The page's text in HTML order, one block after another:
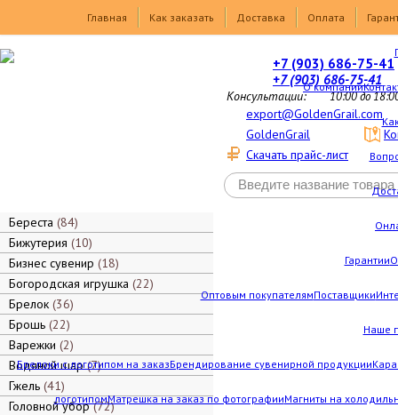
Главная
Как заказать Доставка Оплата
О компании
Гарантии
Оптовым покупателямПоставщики
Наше
Брелоки с логотипом на заказБрендирование сувенирной продукции
логотипомМатрешка на заказ по фотографииМагниты на
+7 (903) 686-75-41
+7 (903) 686-75-41
Консультации: 10:00 до
export@GoldenGrail.com
GoldenGrail
Скачать прайс-лист
Береста 84
Бижутерия 10
Бизнес сувенир 18
Богородская игрушка 22
Брелок 36
Брошь 22
Варежки 2
Водяной шар 7
Гжель 41
Головной убор 72